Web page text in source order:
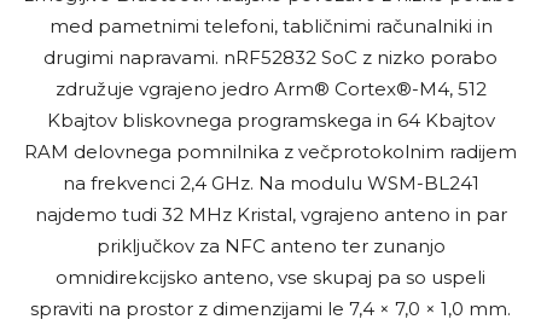
med pametnimi telefoni, tabličnimi računalniki in
drugimi napravami. nRF52832 SoC z nizko porabo
združuje vgrajeno jedro Arm® Cortex®-M4, 512
Kbajtov bliskovnega programskega in 64 Kbajtov
RAM delovnega pomnilnika z večprotokolnim radijem
na frekvenci 2,4 GHz. Na modulu WSM-BL241
najdemo tudi 32 MHz Kristal, vgrajeno anteno in par
priključkov za NFC anteno ter zunanjo
omnidirekcijsko anteno, vse skupaj pa so uspeli
spraviti na prostor z dimenzijami le 7,4 × 7,0 × 1,0 mm.